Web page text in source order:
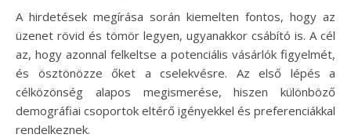
A hirdetések megírása során kiemelten fontos, hogy az
üzenet rövid és tömör legyen, ugyanakkor csábító is. A cél
az, hogy azonnal felkeltse a potenciális vásárlók figyelmét,
és ösztönözze őket a cselekvésre. Az első lépés a
célközönség alapos megismerése, hiszen különböző
demográfiai csoportok eltérő igényekkel és preferenciákkal
rendelkeznek.